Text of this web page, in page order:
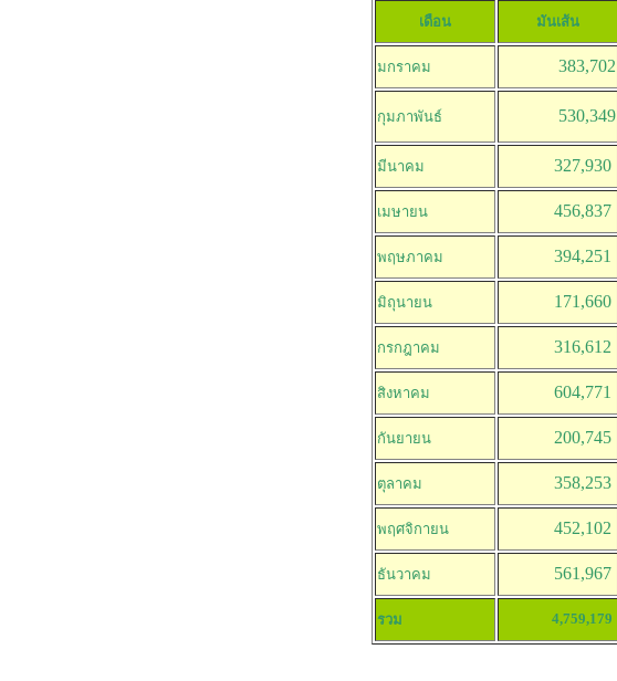
เดือน มันเส้น
มกราคม 383,702
กุมภาพันธ์ 530,349
มีนาคม 327,930
เมษายน 456,837
พฤษภาคม 394,251
มิถุนายน 171,660
กรกฎาคม 316,612
สิงหาคม 604,771
กันยายน 200,745
ตุลาคม 358,253
พฤศจิกายน 452,102
ธันวาคม 561,967
รวม 4,759,179